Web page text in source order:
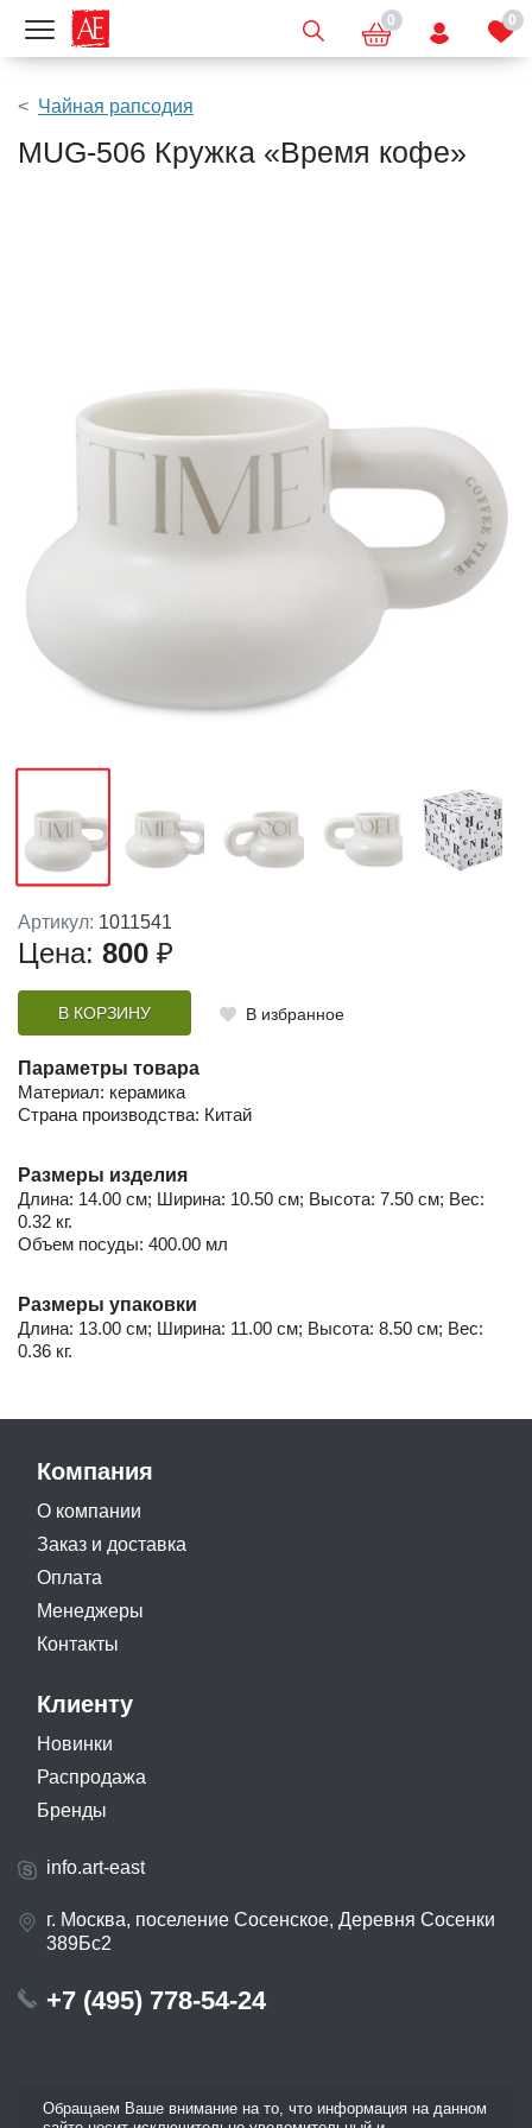
Показать меню 0 0
Чайная рапсодия
MUG-506 Кружка «Время кофе»
Артикул: 1011541
Цена: 800 ₽
В КОРЗИНУ В избранное
Параметры товара
Материал: керамика
Страна производства: Китай
Размеры изделия
Длина: 14.00 см; Ширина: 10.50 см; Высота: 7.50 см; Вес:
0.32 кг.
Объем посуды: 400.00 мл
Размеры упаковки
Длина: 13.00 см; Ширина: 11.00 см; Высота: 8.50 см; Вес:
0.36 кг.
Компания
О компании
Заказ и доставка
Оплата
Менеджеры
Контакты
Клиенту
Новинки
Распродажа
Бренды
info.art-east
г. Москва, поселение Сосенское, Деревня Сосенки
389Бс2
+7 (495) 778-54-24
Обращаем Ваше внимание на то, что информация на данном